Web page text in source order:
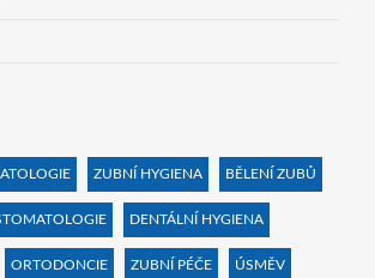
ZUBNÍ HYGIENA BĚLENÍ ZUBŮ
DENTÁLNÍ HYGIENA
ORTODONCIE ZUBNÍ PÉČE ÚSMĚV